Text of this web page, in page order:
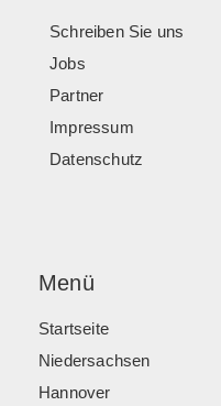
Schreiben Sie uns
Jobs
Partner
Impressum
Datenschutz
Menü
Startseite
Niedersachsen
Hannover